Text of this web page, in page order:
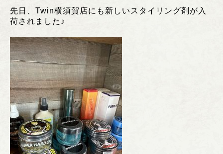
先日、Twin横須賀店にも新しいスタイリング剤が入
荷されました♪